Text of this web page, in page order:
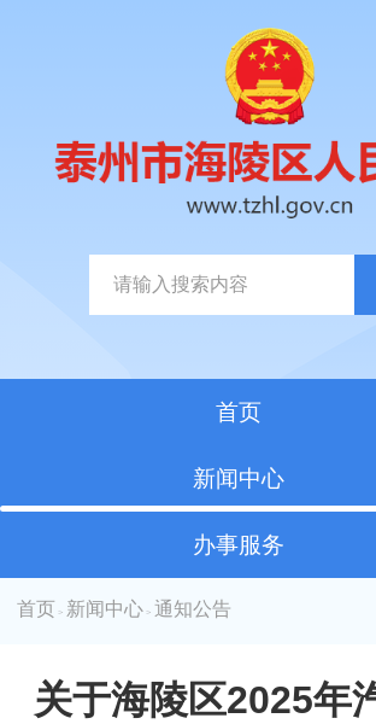
首页
新闻中心
办事服务
首页 > 新闻中心 > 通知公告
关于海陵区2025年